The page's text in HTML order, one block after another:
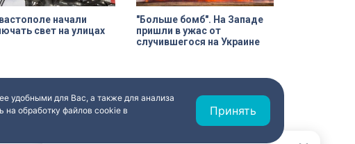
начали
свет на улицах
"Больше бомб". На Западе
пришли в ужас от
случившегося на Украине
удобными для Вас, а также для анализа
на обработку файлов cookie в
Принять